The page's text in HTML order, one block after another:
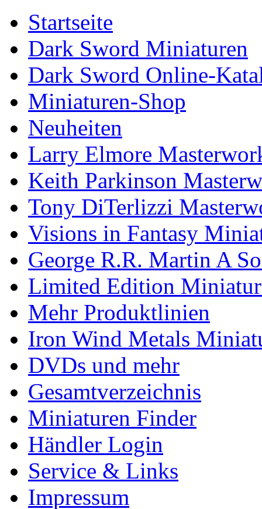
Startseite
Dark Sword Miniaturen
Dark Sword Online-
Miniaturen-Shop
Neuheiten
Larry Elmore
Keith Parkinson
Tony DiTerlizzi
Visions in Fantasy
George R.R. Martin A
Limited Edition
Mehr Produktlinien
Iron Wind Metals
DVDs und mehr
Gesamtverzeichnis
Miniaturen Finder
Händler Login
Service & Links
Impressum